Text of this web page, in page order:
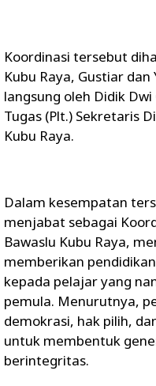
Koordinasi tersebut
Kubu Raya, Gustiar
langsung oleh Didik
Tugas (Plt.) Sekretaris
Kubu Raya.
Dalam kesempatan
menjabat sebagai
Bawaslu Kubu Raya,
memberikan
kepada pelajar yang
pemula. Menurutnya,
demokrasi, hak pilih,
untuk membentuk
berintegritas.